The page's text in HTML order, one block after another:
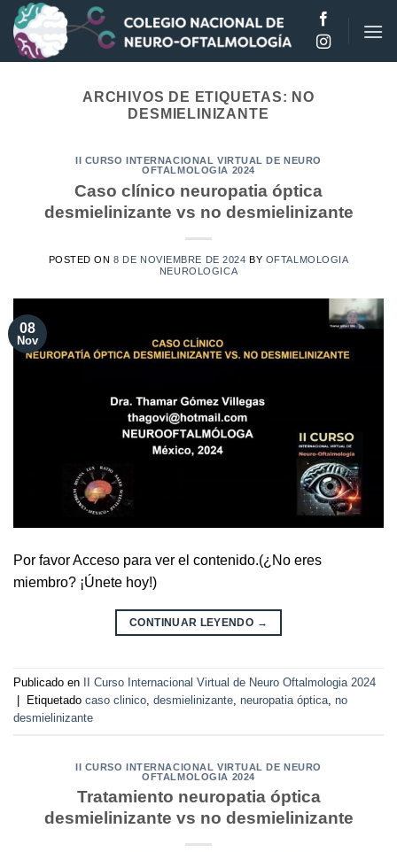
Saltar
contenido
ARCHIVOS DE ETIQUETAS: NO
DESMIELINIZANTE
II CURSO INTERNACIONAL VIRTUAL DE NEURO
OFTALMOLOGIA 2024
Caso clínico neuropatia óptica
desmielinizante vs no desmielinizante
POSTED ON8 DE NOVIEMBRE DE 2024 BY OFTALMOLOGIA
NEUROLOGICA
08
Nov
Por favor Acceso para ver el contenido.(¿No eres
miembro? ¡Únete hoy!)
CONTINUAR LEYENDO →
Publicado en
II Curso Internacional Virtual de Neuro Oftalmologia 2024
Etiquetado caso clinico, desmielinizante, neuropatia óptica, no
desmielinizante
II CURSO INTERNACIONAL VIRTUAL DE NEURO
OFTALMOLOGIA 2024
Tratamiento neuropatia óptica
desmielinizante vs no desmielinizante